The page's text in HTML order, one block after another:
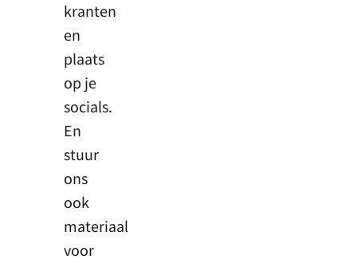
kranten
en
plaats
op je
socials.
En
stuur
ons
ook
materiaal
voor